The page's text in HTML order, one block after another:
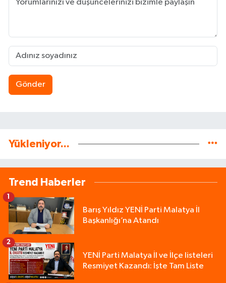
Gönder
Yükleniyor...
Trend Haberler
Barış Yıldız YENİ Parti Malatya İl
Başkanlığı’na Atandı
1
YENİ Parti Malatya İl ve İlçe listeleri
Resmiyet Kazandı: İşte Tam Liste
2